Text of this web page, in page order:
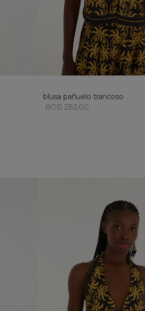
XL
M L
añadir al carrito
blusa pañuelo trancoso
BOB 283,00